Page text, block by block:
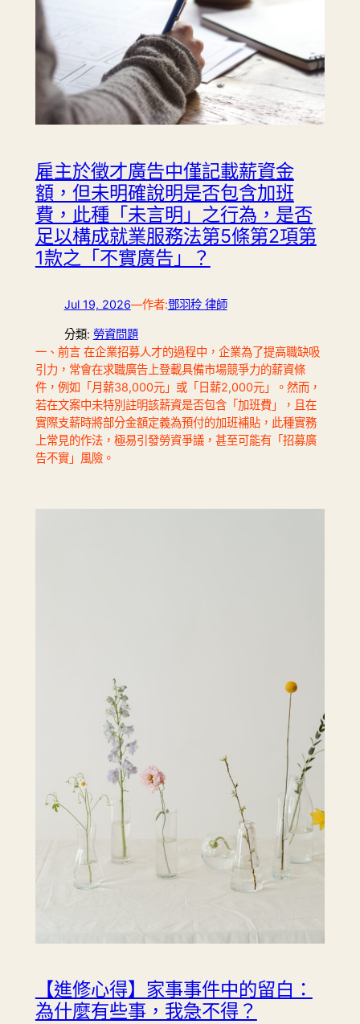
雇主於徵才廣告中僅記載薪資金
額，但未明確說明是否包含加班
費，此種「未言明」之行為，是否
足以構成就業服務法第5條第2項第
1款之「不實廣告」？
Jul 19, 2026—作者:鄧羽秢 律師
分類: 勞資問題
一、前言 在企業招募人才的過程中，企業為了提高職缺吸
引力，常會在求職廣告上登載具備市場競爭力的薪資條
件，例如「月薪38,000元」或「日薪2,000元」。然而，
若在文案中未特別註明該薪資是否包含「加班費」，且在
實際支薪時將部分金額定義為預付的加班補貼，此種實務
上常見的作法，極易引發勞資爭議，甚至可能有「招募廣
告不實」風險。
【進修心得】家事事件中的留白：
為什麼有些事，我急不得？